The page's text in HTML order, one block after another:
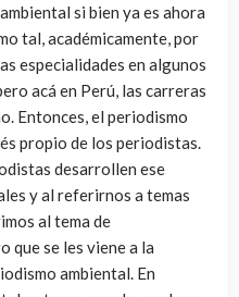
si bien ya es ahora
tal, académicamente, por
especialidades en algunos
acá en Perú, las carreras
Entonces, el periodismo
propio de los periodistas.
desarrollen ese
y al referirnos a temas
al tema de
que se les viene a la
ambiental. En